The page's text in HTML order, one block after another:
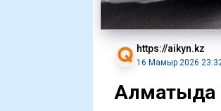
https://aikyn.kz
16 Мамыр 2026
Алматыда